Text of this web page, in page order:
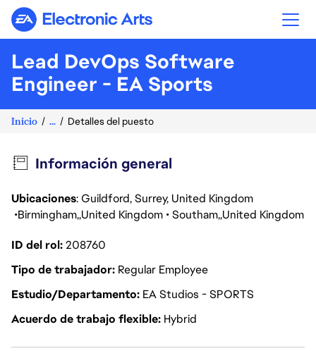
Electronic Arts
Lead DevOps Software
Engineer - EA Sports
Inicio ... Detalles del puesto
Información general
Ubicaciones: Guildford, Surrey, United Kingdom
Birmingham United Kingdom Southam United Kingdom
ID del rol208760
Tipo de trabajador Regular Employee
Estudio/Departamento EA Studios - SPORTS
Acuerdo de trabajo flexible Hybrid